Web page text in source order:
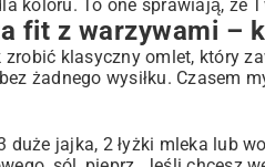
koloru. To one sprawiają, że
fit z warzywami –
klasyczny omlet, który
żadnego wysiłku. Czasem
jajka, 2 łyżki mleka lub